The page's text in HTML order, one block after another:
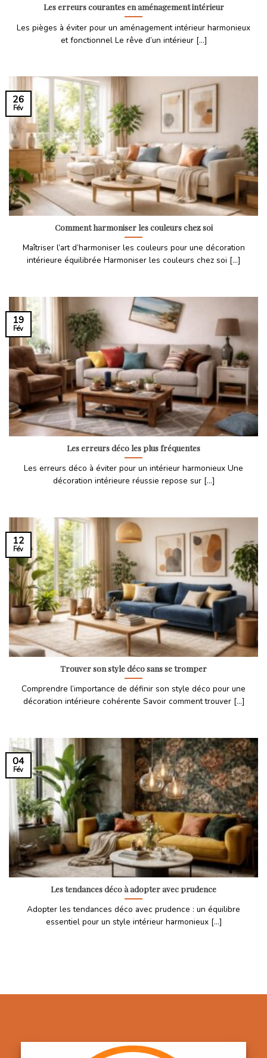
Les erreurs courantes en aménagement intérieur
Les pièges à éviter pour un aménagement intérieur harmonieux
et fonctionnel Le rêve d’un intérieur [...]
Comment harmoniser les couleurs chez soi
Maîtriser l’art d’harmoniser les couleurs pour une décoration
intérieure équilibrée Harmoniser les couleurs chez soi [...]
26
Fév
Les erreurs déco les plus fréquentes
Les erreurs déco à éviter pour un intérieur harmonieux Une
décoration intérieure réussie repose sur [...]
19
Fév
Trouver son style déco sans se tromper
Comprendre l’importance de définir son style déco pour une
décoration intérieure cohérente Savoir comment trouver [...]
12
Fév
Les tendances déco à adopter avec prudence
Adopter les tendances déco avec prudence : un équilibre
essentiel pour un style intérieur harmonieux [...]
04
Fév